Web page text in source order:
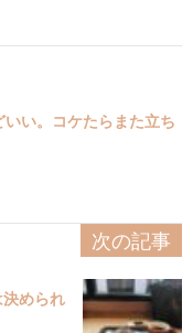
い。コケたらまた立ち
次の記事
められ